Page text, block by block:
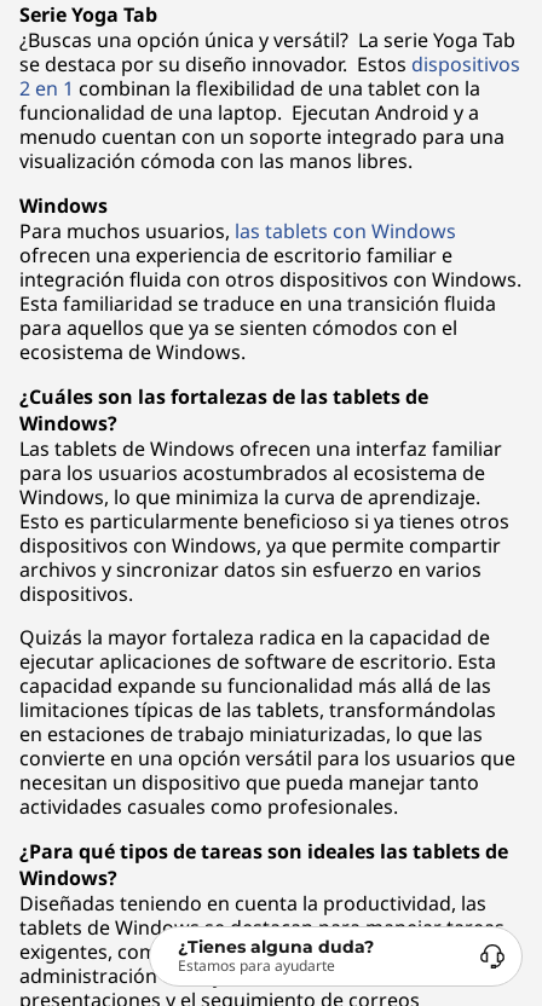
Serie Yoga Tab
¿Buscas una opción única y versátil? La serie Yoga Tab
se destaca por su diseño innovador. Estos dispositivos
2 en 1 combinan la flexibilidad de una tablet con la
funcionalidad de una laptop. Ejecutan Android y a
menudo cuentan con un soporte integrado para una
visualización cómoda con las manos libres.
Windows
Para muchos usuarios, las tablets con Windows
ofrecen una experiencia de escritorio familiar e
integración fluida con otros dispositivos con Windows.
Esta familiaridad se traduce en una transición fluida
para aquellos que ya se sienten cómodos con el
ecosistema de Windows.
¿Cuáles son las fortalezas de las tablets de
Windows?
Las tablets de Windows ofrecen una interfaz familiar
para los usuarios acostumbrados al ecosistema de
Windows, lo que minimiza la curva de aprendizaje.
Esto es particularmente beneficioso si ya tienes otros
dispositivos con Windows, ya que permite compartir
archivos y sincronizar datos sin esfuerzo en varios
dispositivos.
Quizás la mayor fortaleza radica en la capacidad de
ejecutar aplicaciones de software de escritorio. Esta
capacidad expande su funcionalidad más allá de las
limitaciones típicas de las tablets, transformándolas
en estaciones de trabajo miniaturizadas, lo que las
convierte en una opción versátil para los usuarios que
necesitan un dispositivo que pueda manejar tanto
actividades casuales como profesionales.
¿Para qué tipos de tareas son ideales las tablets de
Windows?
Diseñadas teniendo en cuenta la productividad, las
tablets de Windows se destacan para manejar tareas
exigentes, como la creación de documentos, la
administración de hojas de cálculo, la elaboración de
presentaciones y el seguimiento de correos
¿Tienes alguna duda?
Estamos para ayudarte